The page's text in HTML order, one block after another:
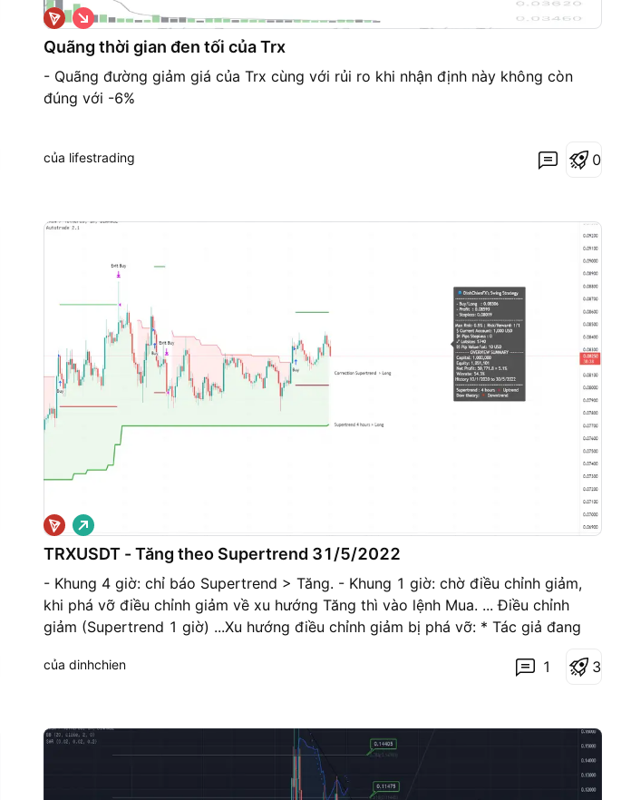
Quãng thời gian đen tối của Trx
- Quãng đường giảm giá của Trx cùng với rủi ro khi nhận định này không còn
đúng với -6%
G
i
á
x
u
ố
n
của lifestrading 0
TRXUSDT - Tăng theo Supertrend 31/5/2022
- Khung 4 giờ: chỉ báo Supertrend > Tăng. - Khung 1 giờ: chờ điều chỉnh giảm,
khi phá vỡ điều chỉnh giảm về xu hướng Tăng thì vào lệnh Mua. ... Điều chỉnh
giảm (Supertrend 1 giờ) ...Xu hướng điều chỉnh giảm bị phá vỡ: * Tác giả đang
G
i
á
l
ê
n
của dinhchien 1 3